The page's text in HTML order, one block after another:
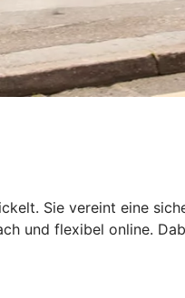
Sie vereint eine
und flexibel online.